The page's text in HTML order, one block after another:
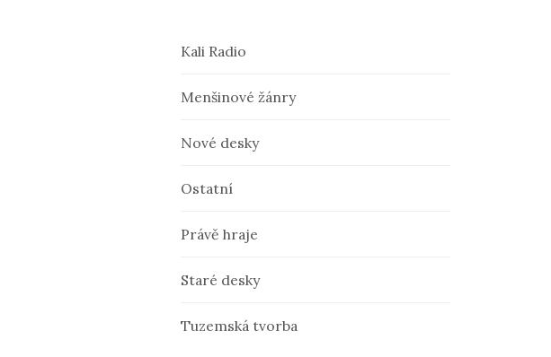
Kali Radio
Menšinové žánry
Nové desky
Ostatní
Právě hraje
Staré desky
Tuzemská tvorba